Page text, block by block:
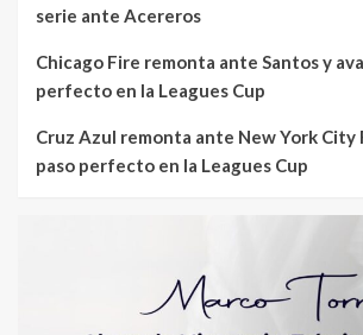
serie ante Acereros
Chicago Fire remonta ante Santos y
perfecto en la Leagues Cup
Cruz Azul remonta ante New York City
paso perfecto en la Leagues Cup